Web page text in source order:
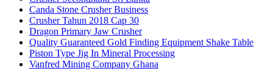
Canda Stone Crusher Business
Crusher Tahun 2018 Cap 30
Dragon Primary Jaw Crusher
Quality Guaranteed Gold Finding Equipment Shake Table
Piston Type Jig In Mineral Processing
Vanfred Mining Company Ghana